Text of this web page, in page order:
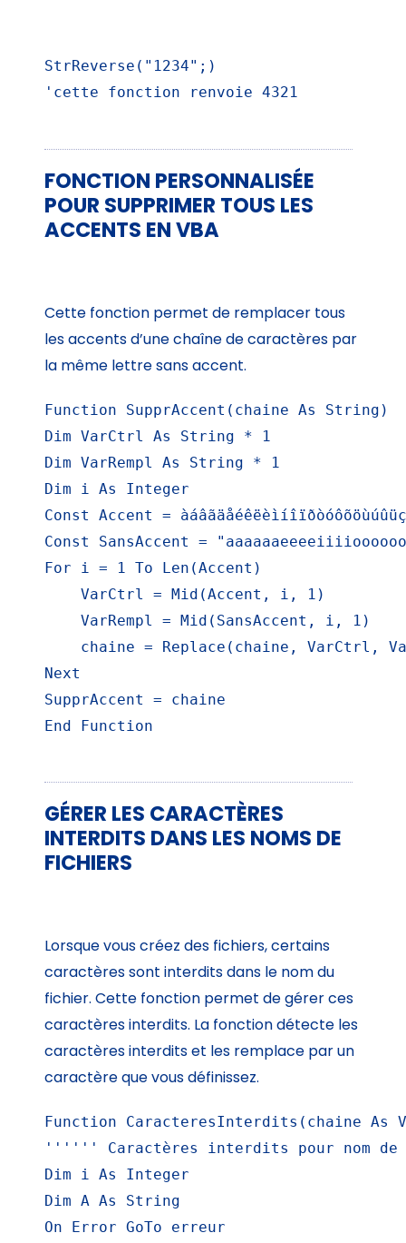
StrReverse("1234";)
'cette fonction renvoie 4321
FONCTION PERSONNALISÉE
POUR SUPPRIMER TOUS LES
ACCENTS EN VBA
Cette fonction permet de remplacer tous
les accents d’une chaîne de caractères par
la même lettre sans accent.
Function SupprAccent(chaine As String)
Dim VarCtrl As String * 1
Dim VarRempl As String * 1
Dim i As Integer
Const Accent =
Const SansAccent =
For i = 1 To Len(Accent)
    VarCtrl = Mid(Accent, i, 1)
    VarRempl = Mid(SansAccent, i, 1)
chaine = Replace(chaine, VarCtrl,
Next
SupprAccent = chaine
End Function
GÉRER LES CARACTÈRES
INTERDITS DANS LES NOMS DE
FICHIERS
Lorsque vous créez des fichiers, certains
caractères sont interdits dans le nom du
fichier. Cette fonction permet de gérer ces
caractères interdits. La fonction détecte les
caractères interdits et les remplace par un
caractère que vous définissez.
Function CaracteresInterdits(chaine
'''''' Caractères interdits pour nom
Dim i As Integer
Dim A As String
On Error GoTo erreur